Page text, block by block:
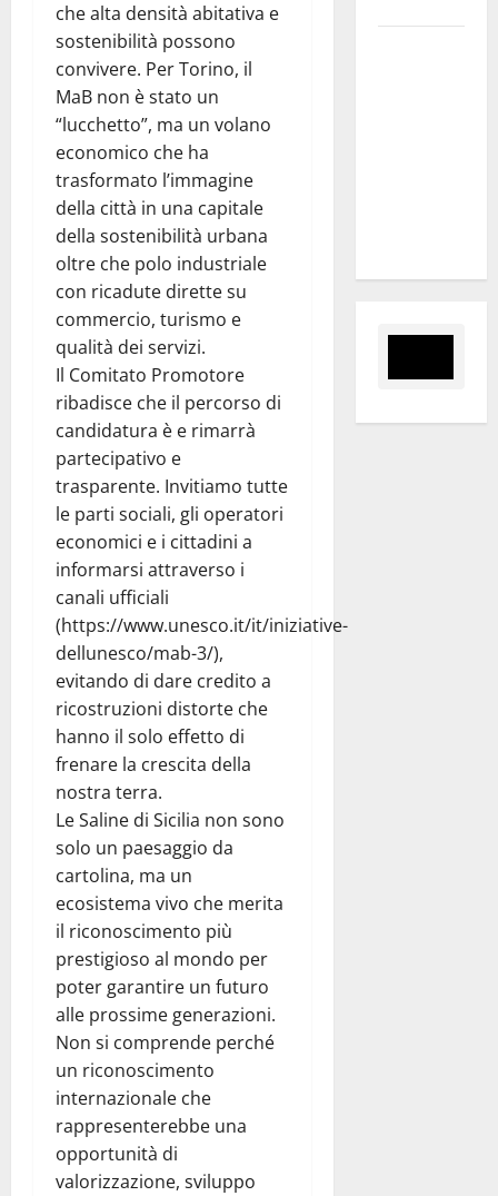
che alta densità abitativa e
sostenibilità possono
convivere. Per Torino, il
MaB non è stato un
“lucchetto”, ma un volano
economico che ha
trasformato l’immagine
della città in una capitale
della sostenibilità urbana
oltre che polo industriale
con ricadute dirette su
commercio, turismo e
qualità dei servizi.
Il Comitato Promotore
ribadisce che il percorso di
candidatura è e rimarrà
partecipativo e
trasparente. Invitiamo tutte
le parti sociali, gli operatori
economici e i cittadini a
informarsi attraverso i
canali ufficiali
(https://www.unesco.it/it/iniziative-
dellunesco/mab-3/),
evitando di dare credito a
ricostruzioni distorte che
hanno il solo effetto di
frenare la crescita della
nostra terra.
Le Saline di Sicilia non sono
solo un paesaggio da
cartolina, ma un
ecosistema vivo che merita
il riconoscimento più
prestigioso al mondo per
poter garantire un futuro
alle prossime generazioni.
Non si comprende perché
un riconoscimento
internazionale che
rappresenterebbe una
opportunità di
valorizzazione, sviluppo